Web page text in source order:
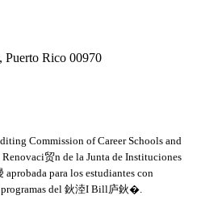
Puerto Rico 00970
Commission of Career Schools and
贸n de la Junta de Instituciones
aprobada para los estudiantes con
del 鈥淕I Bill庐鈥�.